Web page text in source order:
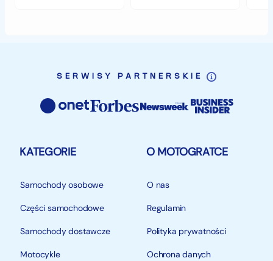
SERWISY PARTNERSKIE
KATEGORIE
Samochody osobowe
Części samochodowe
Samochody dostawcze
Motocykle
O MOTOGRATCE
O nas
Regulamin
Polityka prywatności
Ochrona danych